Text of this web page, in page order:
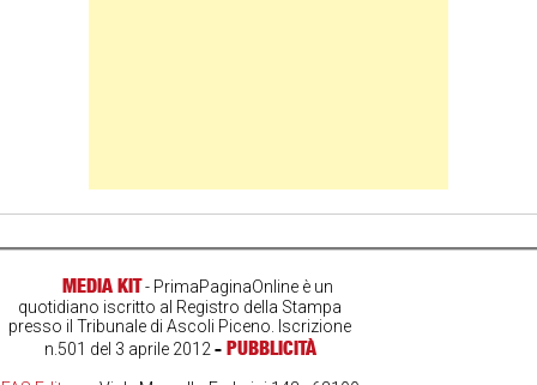
MEDIA KIT- PrimaPaginaOnline è un
quotidiano iscritto al Registro della Stampa
presso il Tribunale di Ascoli Piceno. Iscrizione
n.501 del 3 aprile 2012- PUBBLICITÀ